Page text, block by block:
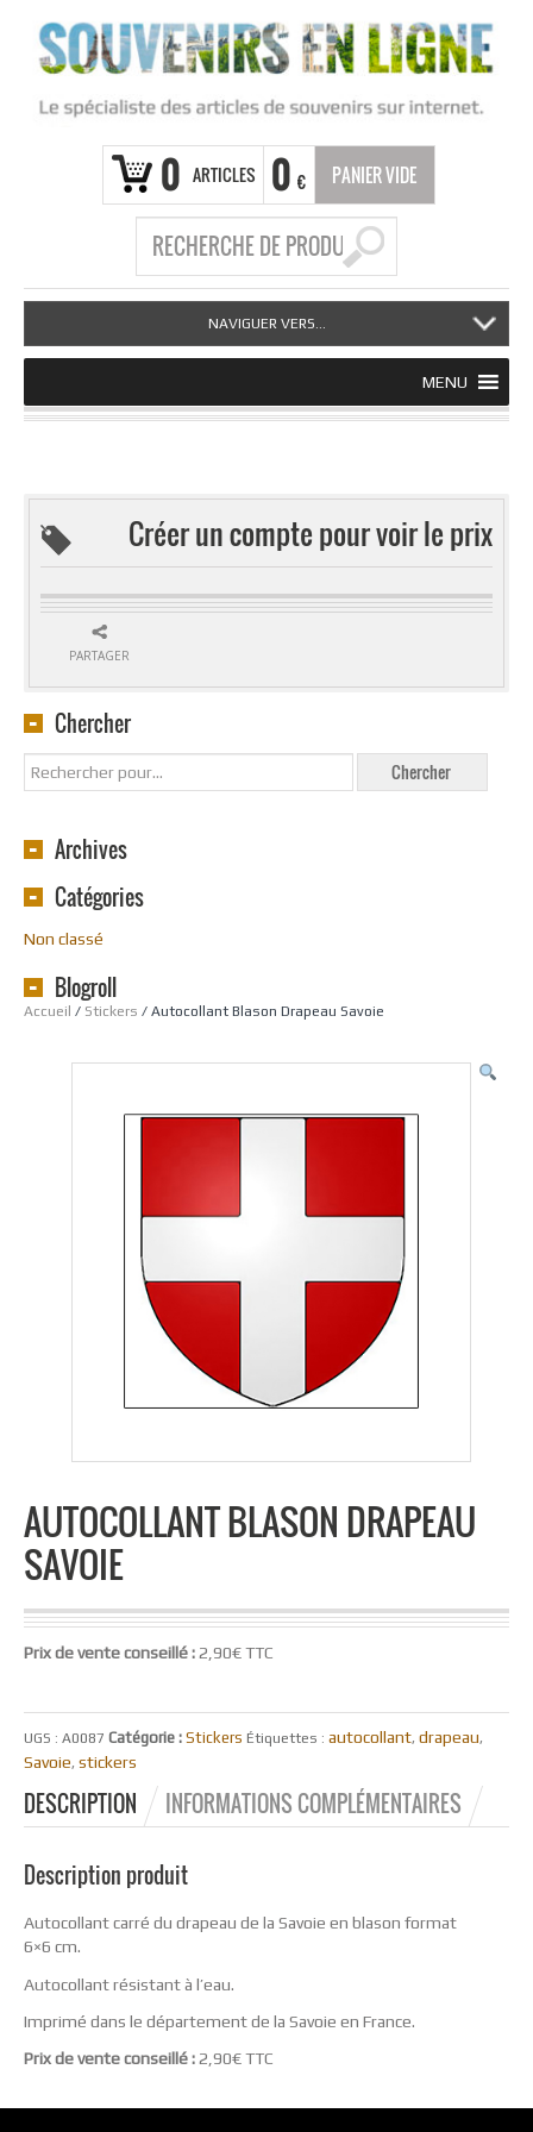
0 ARTICLES 0 € PANIER VIDE
NAVIGUER VERS...
MENU
Accueil / Stickers / Autocollant Blason Drapeau Savoie
AUTOCOLLANT BLASON DRAPEAU
SAVOIE
Prix de vente conseillé :2,90€ TTC
UGS : A0087 Catégorie : Stickers Étiquettes : autocollant, drapeau,
Savoie, stickers
DESCRIPTION INFORMATIONS COMPLÉMENTAIRES
Description produit
Autocollant carré du drapeau de la Savoie en blason format
6×6 cm.
Autocollant résistant à l’eau.
Imprimé dans le département de la Savoie en France.
Prix de vente conseillé :2,90€ TTC
Créer un compte pour voir le prix
PARTAGER
Chercher
Archives
Catégories
Non classé
Blogroll